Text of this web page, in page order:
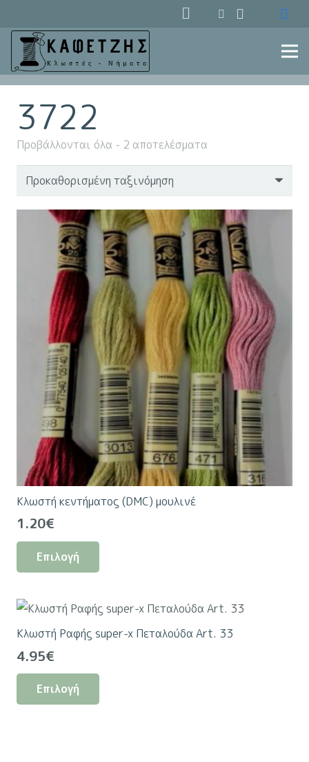
3722
Προβάλλονται όλα - 2 αποτελέσματα
Κλωστή κεντήματος (DMC) μουλινέ
1.20€
Επιλογή
πολλαπλές
παραλλαγές.
Κλωστή Ραφής super-x Πεταλούδα Art. 33
4.95€
Επιλογή